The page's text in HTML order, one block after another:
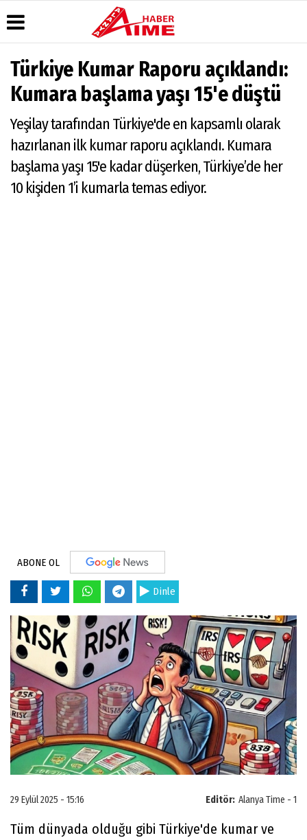
Üye Paneli
Haber
Dergi
Arşivi
Günün
Haberleri
Hava
Durumu
Gazete
Manşetleri
Anketler
Biyografiler
Yazarları
Video
Galeri
Foto
Galeri
AlanyaTime
TV
Moovit
Gazipaşa
& Antalya
Canlı Uçak
Türkiye Kumar Raporu açıklandı:
Kumara başlama yaşı 15'e düştü
Yeşilay tarafından Türkiye'de en kapsamlı olarak
hazırlanan ilk kumar raporu açıklandı. Kumara
başlama yaşı 15'e kadar düşerken, Türkiye’de her
10 kişiden 1’i kumarla temas ediyor.
ABONE OL
Dinle
Editör: Alanya Time - 1
29 Eylül 2025 - 15:16
Tüm dünyada olduğu gibi Türkiye'de kumar ve